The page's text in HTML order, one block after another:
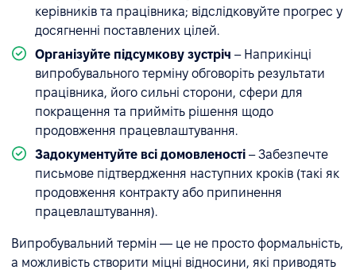
керівників та працівника; відслідковуйте прогрес у
досягненні поставлених цілей.
Організуйте підсумкову зустріч – Наприкінці
випробувального терміну обговоріть результати
працівника, його сильні сторони, сфери для
покращення та прийміть рішення щодо
продовження працевлаштування.
Задокументуйте всі домовленості – Забезпечте
письмове підтвердження наступних кроків (такі як
продовження контракту або припинення
працевлаштування).
Випробувальний термін — це не просто формальність,
а можливість створити міцні відносини, які приводять